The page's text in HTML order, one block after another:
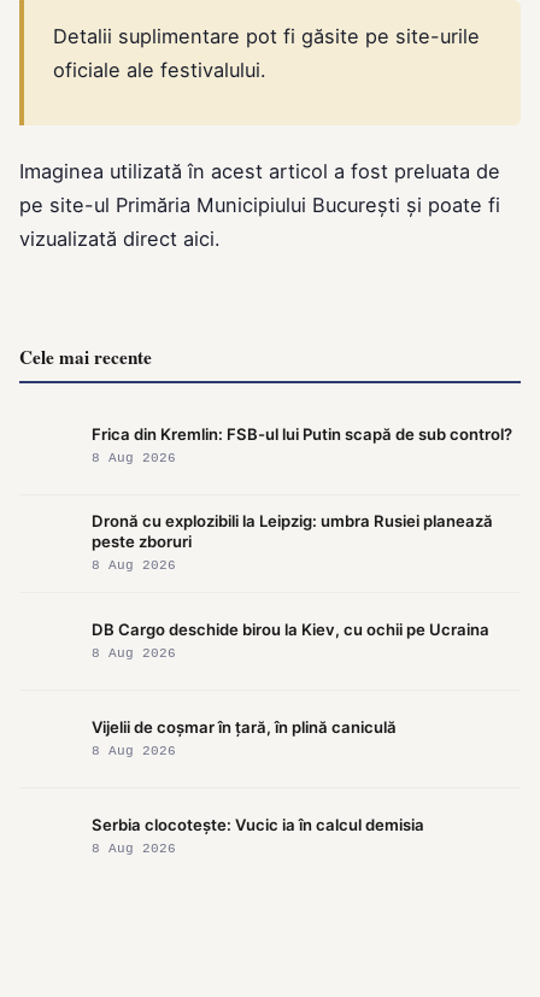
Detalii suplimentare pot fi găsite pe site-urile
oficiale ale festivalului.
Imaginea utilizată în acest articol a fost preluata de
pe site-ul Primăria Municipiului Bucureşti și poate fi
vizualizată direct aici.
Cele mai recente
Frica din Kremlin: FSB-ul lui Putin scapă de sub control?
8 Aug 2026
Dronă cu explozibili la Leipzig: umbra Rusiei planează
peste zboruri
8 Aug 2026
DB Cargo deschide birou la Kiev, cu ochii pe Ucraina
8 Aug 2026
Vijelii de coșmar în țară, în plină caniculă
8 Aug 2026
Serbia clocotește: Vucic ia în calcul demisia
8 Aug 2026